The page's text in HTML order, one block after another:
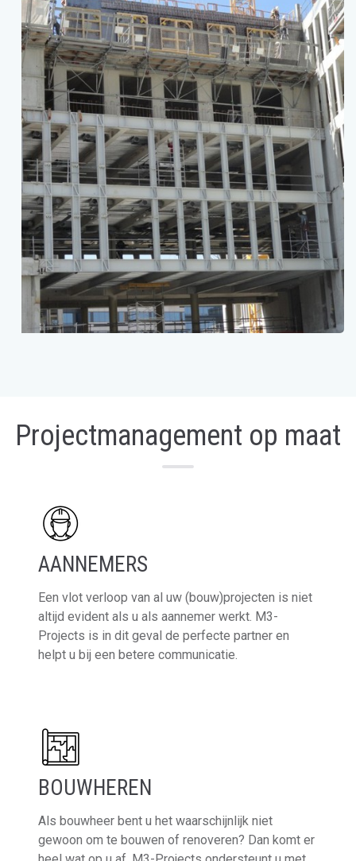
Projectmanagement op maat
AANNEMERS
Een vlot verloop van al uw (bouw)projecten is niet
altijd evident als u als aannemer werkt. M3-
Projects is in dit geval de perfecte partner en
helpt u bij een betere communicatie.
BOUWHEREN
Als bouwheer bent u het waarschijnlijk niet
gewoon om te bouwen of renoveren? Dan komt er